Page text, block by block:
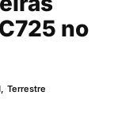
no
,Terrestre